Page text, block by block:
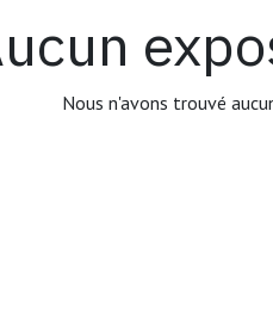
Nous n'avons trouvé